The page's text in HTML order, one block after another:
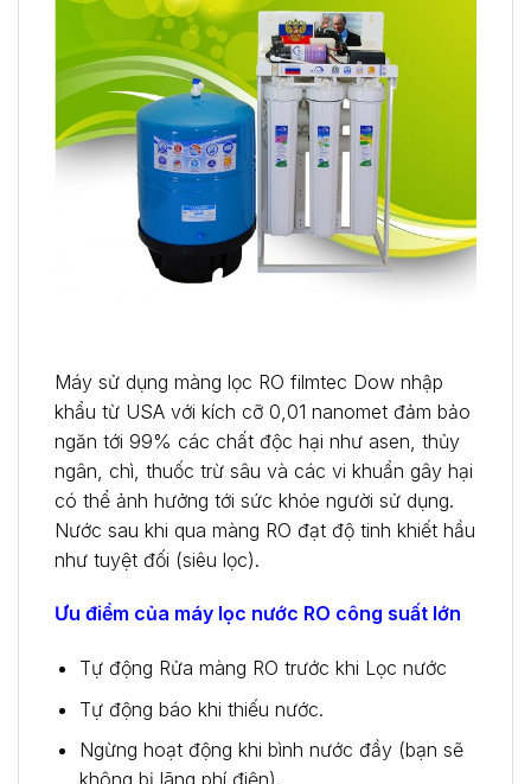
Máy sử dụng màng lọc RO filmtec Dow nhập
khẩu từ USA với kích cỡ 0,01 nanomet đảm bảo
ngăn tới 99% các chất độc hại như asen, thủy
ngân, chì, thuốc trừ sâu và các vi khuẩn gây hại
có thể ảnh hưởng tới sức khỏe người sử dụng.
Nước sau khi qua màng RO đạt độ tinh khiết hầu
như tuyệt đối (siêu lọc).
Ưu điểm của máy lọc nước RO công suất lớn
Tự động Rửa màng RO trước khi Lọc nước
Tự động báo khi thiếu nước.
Ngừng hoạt động khi bình nước đầy (bạn sẽ